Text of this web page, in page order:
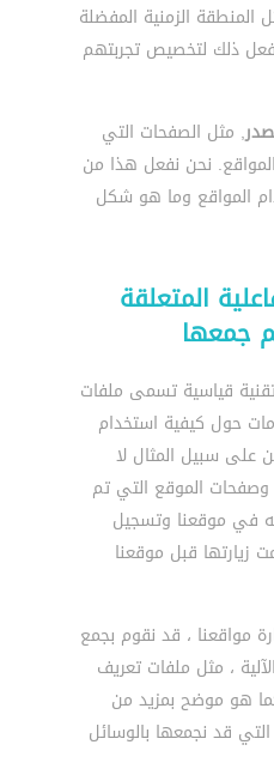
المنطقة الزمنية المفضلة
ذلك لتخصيص تجربتهم
, مثل الصفحات التي
نحن نفعل هذا من
المواقع وما هو شكل
المتعلقة
جمعها
قياسية تسمى ملفات
حول كيفية استخدام
على سبيل المثال لا
وصفحات الموقع التي تم
في موقعنا وتسجيل
زيارتها قبل موقعنا
مواقعنا ، قد نقوم بجمع
، مثل ملفات تعريف
كما هو موضح بمزيد من
التي قد نجمعها بالوسائل